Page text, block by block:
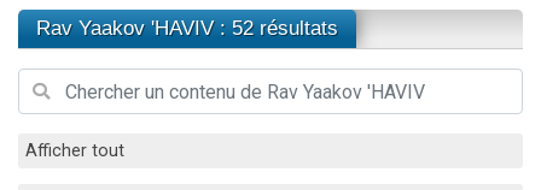
Rav Yaakov 'HAVIV : 52 résultats
Afficher tout